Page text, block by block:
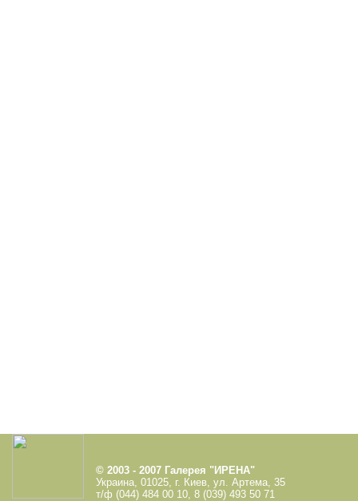
© 2003 - 2007 Галерея "ИРЕНА"
Украина, 01025, г. Киев, ул. Артема, 35
т/ф (044) 484 00 10, 8 (039) 493 50 71